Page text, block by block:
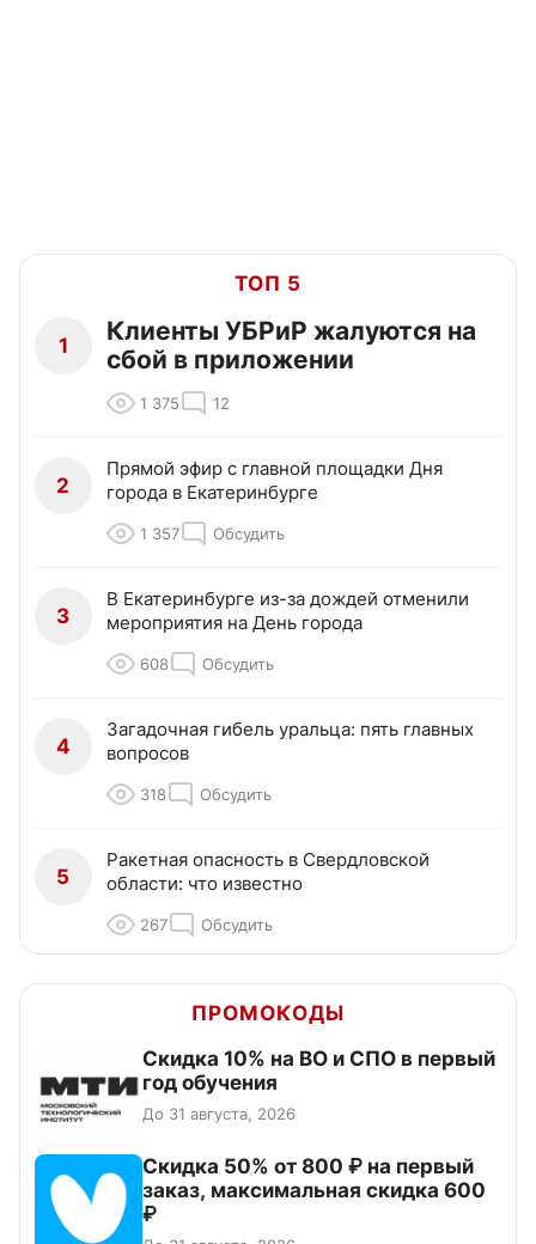
ТОП 5
1
Клиенты УБРиР жалуются на
сбой в приложении
1 375 12
2
Прямой эфир с главной площадки Дня
города в Екатеринбурге
1 357 Обсудить
3
В Екатеринбурге из-за дождей отменили
мероприятия на День города
608 Обсудить
4
Загадочная гибель уральца: пять главных
вопросов
318 Обсудить
5
Ракетная опасность в Свердловской
области: что известно
267 Обсудить
ПРОМОКОДЫ
Скидка 10% на ВО и СПО в первый
год обучения
До 31 августа, 2026
Скидка 50% от 800 ₽ на первый
заказ, максимальная скидка 600
₽